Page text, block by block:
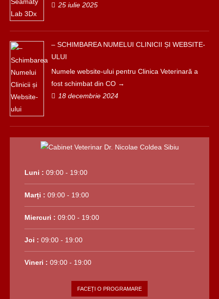
25 iulie 2025
– SCHIMBAREA NUMELUI CLINICII ȘI WEBSITE-
ULUI
Numele website-ului pentru Clinica Veterinară a
fost schimbat din CO
18 decembrie 2024
Luni : 09:00 - 19:00
Marți : 09:00 - 19:00
Miercuri : 09:00 - 19:00
Joi : 09:00 - 19:00
Vineri : 09:00 - 19:00
FACEȚI O PROGRAMARE